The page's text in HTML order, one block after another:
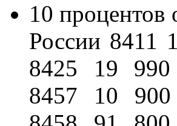
10
России 8411
8425 19
8457 10